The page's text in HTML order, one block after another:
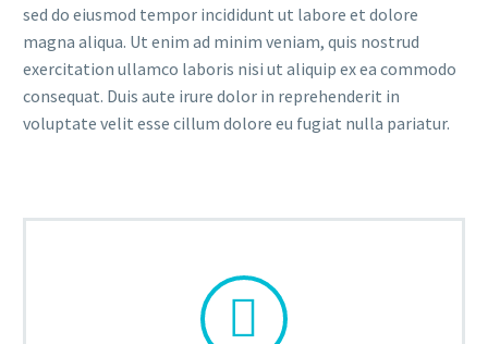
sed do eiusmod tempor incididunt ut labore et dolore
magna aliqua. Ut enim ad minim veniam, quis nostrud
exercitation ullamco laboris nisi ut aliquip ex ea commodo
consequat. Duis aute irure dolor in reprehenderit in
voluptate velit esse cillum dolore eu fugiat nulla pariatur.

